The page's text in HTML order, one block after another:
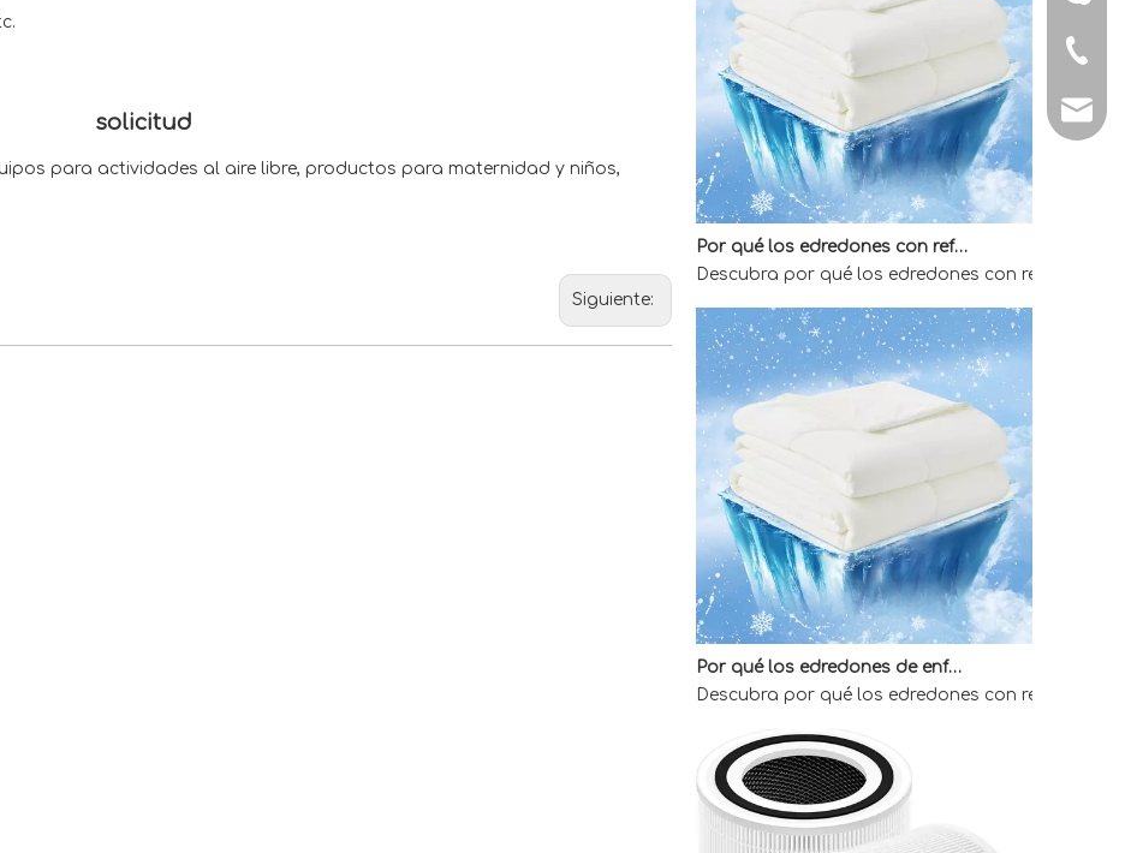
solicitud
para actividades al aire libre, productos para maternidad y niños,
Siguiente:
Por qué los edredones con refrigeración directa de fábrica son la mejor opción para quienes duermen calientes
Descubra por qué los edredones con
Por qué los edredones de enfriamiento directo de fábrica son la mejor opción para quienes duermen calientes
Descubra por qué los edredones con
Tel: +
E-mail: